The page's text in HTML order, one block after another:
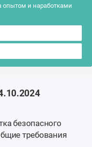
опытом и наработками
безопасного
требования